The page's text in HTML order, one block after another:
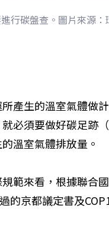
行碳盤查。圖片來源：
產生的溫室氣體做
必須要做好碳足跡
溫室氣體排放量。
範來看，根據聯合
的京都議定書及